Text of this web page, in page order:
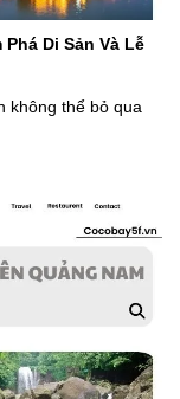
Phá Di Sản Và Lễ
không thể bỏ qua